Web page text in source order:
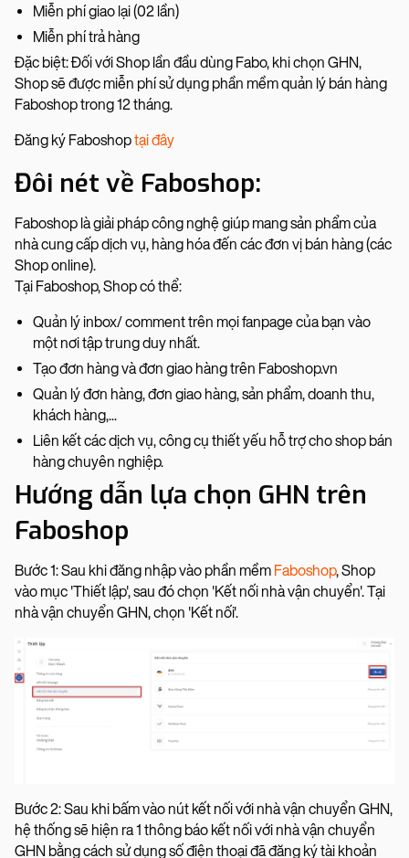
Miễn phí giao lại (02 lần)
Miễn phí trả hàng
Đặc biệt: Đối với Shop lần đầu dùng Fabo, khi chọn GHN,
Shop sẽ được miễn phí sử dụng phần mềm quản lý bán hàng
Faboshop trong 12 tháng.
Đăng ký Faboshoptại đây
Đôi nét về Faboshop:
Faboshop là giải pháp công nghệ giúp mang sản phẩm của
nhà cung cấp dịch vụ, hàng hóa đến các đơn vị bán hàng (các
Shop online).
Tại Faboshop, Shop có thể:
Quản lý inbox/ comment trên mọi fanpage của bạn vào
một nơi tập trung duy nhất.
Tạo đơn hàng và đơn giao hàng trên Faboshop.vn
Quản lý đơn hàng, đơn giao hàng, sản phẩm, doanh thu,
khách hàng,...
Liên kết các dịch vụ, công cụ thiết yếu hỗ trợ cho shop bán
hàng chuyên nghiệp.
Hướng dẫn lựa chọn GHN trên
Faboshop
Bước 1: Sau khi đăng nhập vào phần mềm Faboshop, Shop
vào mục 'Thiết lập', sau đó chọn 'Kết nối nhà vận chuyển'. Tại
nhà vận chuyển GHN, chọn 'Kết nối'.
Bước 2: Sau khi bấm vào nút kết nối với nhà vận chuyển GHN,
hệ thống sẽ hiện ra 1 thông báo kết nối với nhà vận chuyển
GHN bằng cách sử dụng số điện thoại đã đăng ký tài khoản